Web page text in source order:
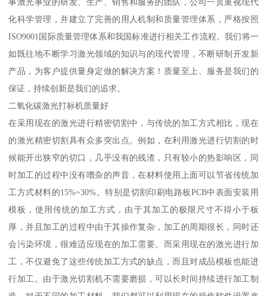
化科学管理，并建立了完善的用人机制和质量管理体系，严格按照
ISO9001国际质量管理体系和我国标准进行相关工作流程。我们将一
如既往地不断学习激光领域的知识与的现代管理，不断研制开发新
产品，为客户提供量身定做的解决方案！质量至上、服务是我们的
保证，持续创新是我们的追求。
二氧化碳激光打标机质量好
在采用现在的激光进行精密切割中，与传统的加工方式相比，现在
的激光精密切割具有众多突出点。例如，在利用激光进行切割的时
候能开出狭窄的切口，几乎没有的残渣，只有较小的热影响区，同
时加工的过程中没有嘈杂的声音，在材料使用上面可以节省传统加
工方式材料的15%~30%。特别是切割印刷电路板PCB中表面安装用
模板，使用传统的加工方式，由于其加工的极限尺寸不得小于板
厚，并且加工的过程中由于其操作复杂，加工的周期很长，同时还
会污染环境，很难适应现在的加工需要。而采用现在的激光进行加
工，不仅避免了这些传统加工方式的缺点，而且对成品模板也能进
行加工。由于激光切割机不需要磨损，可以长时间持续进行加工制